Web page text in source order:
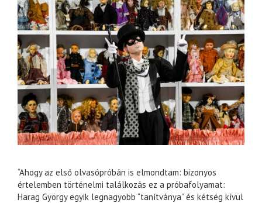
“Ahogy az első olvasópróbán is elmondtam: bizonyos
értelemben történelmi találkozás ez a próbafolyamat:
Harag György egyik legnagyobb “tanítványa” és kétség kívül